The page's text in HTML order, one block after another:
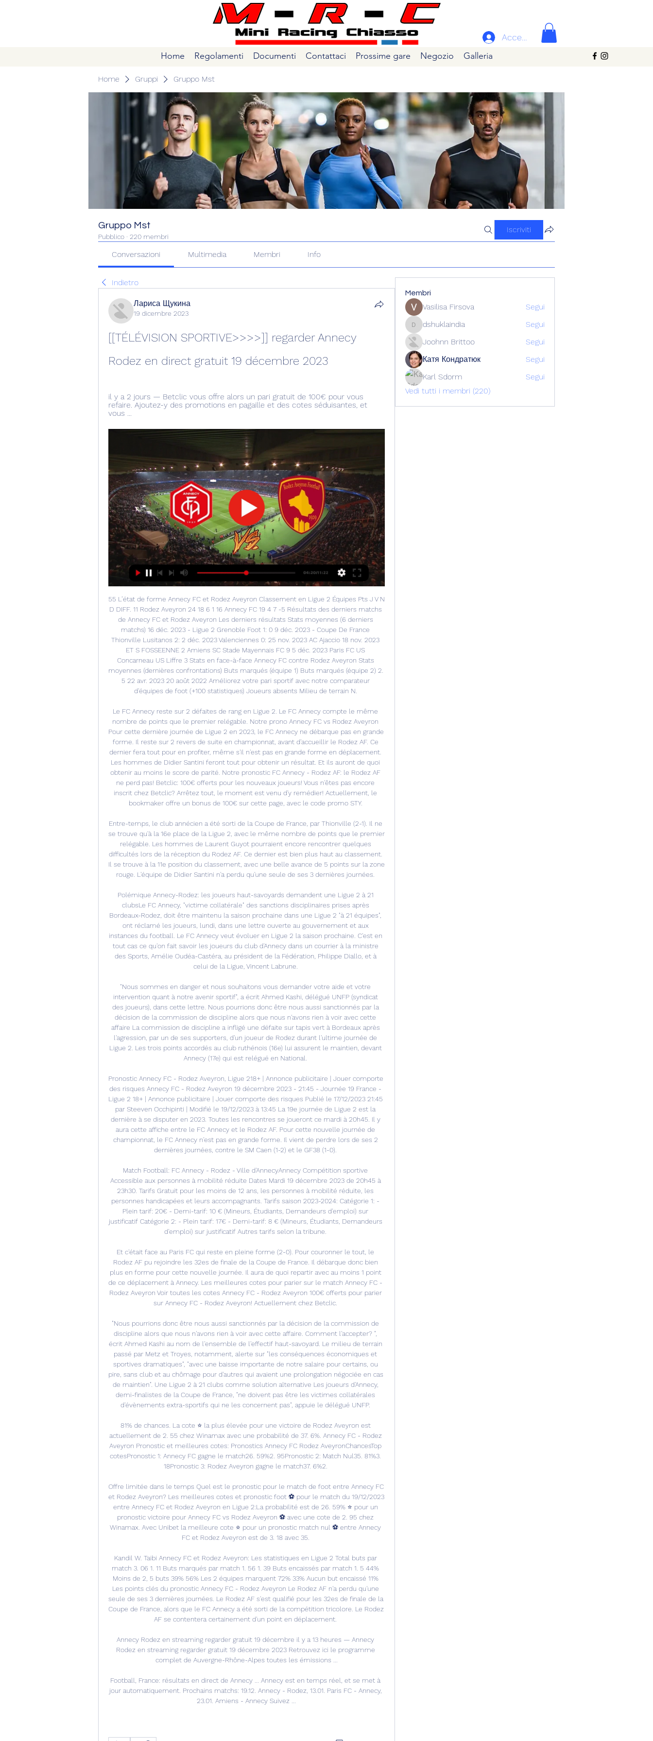
Accedi
Home Regolamenti Documenti Contattaci Prossime gare Negozio Galleria
Home Gruppi Gruppo Mst
Gruppo Mst
Pubblico · 220 membri
Iscriviti
Conversazioni Multimedia Membri Info
Indietro
Лариса Щукина
19 dicembre 2023
[[TÉLÉVISION SPORTIVE>>>>]] regarder Annecy
Rodez en direct gratuit 19 décembre 2023
il y a 2 jours — Betclic vous offre alors un pari gratuit de 100€ pour vous
refaire. Ajoutez-y des promotions en pagaille et des cotes séduisantes, et
vous ...
55 L’état de forme Annecy FC et Rodez Aveyron Classement en Ligue 2 Équipes Pts J V N
D DIFF. 11 Rodez Aveyron 24 18 6 1 16 Annecy FC 19 4 7 -5 Résultats des derniers matchs
de Annecy FC et Rodez Aveyron Les derniers résultats Stats moyennes (6 derniers
matchs) 16 déc. 2023 - Ligue 2 Grenoble Foot 1: 0 9 déc. 2023 - Coupe De France
Thionville Lusitanos 2: 2 déc. 2023 Valenciennes 0: 25 nov. 2023 AC Ajaccio 18 nov. 2023
ET S FOSSEENNE 2 Amiens SC Stade Mayennais FC 9 5 déc. 2023 Paris FC US
Concarneau US Liffre 3 Stats en face-à-face Annecy FC contre Rodez Aveyron Stats
moyennes (dernières confrontations) Buts marqués (équipe 1) Buts marqués (équipe 2) 2.
5 22 avr. 2023 20 août 2022 Améliorez votre pari sportif avec notre comparateur
d'équipes de foot (+100 statistiques) Joueurs absents Milieu de terrain N.
Le FC Annecy reste sur 2 défaites de rang en Ligue 2. Le FC Annecy compte le même
nombre de points que le premier relégable. Notre prono Annecy FC vs Rodez Aveyron
Pour cette dernière journée de Ligue 2 en 2023, le FC Annecy ne débarque pas en grande
forme. Il reste sur 2 revers de suite en championnat, avant d'accueillir le Rodez AF. Ce
dernier fera tout pour en profiter, même s'il n'est pas en grande forme en déplacement.
Les hommes de Didier Santini feront tout pour obtenir un résultat. Et ils auront de quoi
obtenir au moins le score de parité. Notre pronostic FC Annecy - Rodez AF: le Rodez AF
ne perd pas! Betclic: 100€ offerts pour les nouveaux joueurs! Vous n'êtes pas encore
inscrit chez Betclic? Arrêtez tout, le moment est venu d'y remédier! Actuellement, le
bookmaker offre un bonus de 100€ sur cette page, avec le code promo STY.
Entre-temps, le club annécien a été sorti de la Coupe de France, par Thionville (2-1). Il ne
se trouve qu'à la 16e place de la Ligue 2, avec le même nombre de points que le premier
relégable. Les hommes de Laurent Guyot pourraient encore rencontrer quelques
difficultés lors de la réception du Rodez AF. Ce dernier est bien plus haut au classement.
Il se trouve à la 11e position du classement, avec une belle avance de 5 points sur la zone
rouge. L'équipe de Didier Santini n'a perdu qu'une seule de ses 3 dernières journées.
Polémique Annecy-Rodez: les joueurs haut-savoyards demandent une Ligue 2 à 21
clubsLe FC Annecy, "victime collatérale" des sanctions disciplinaires prises après
Bordeaux-Rodez, doit être maintenu la saison prochaine dans une Ligue 2 "à 21 équipes",
ont réclamé les joueurs, lundi, dans une lettre ouverte au gouvernement et aux
instances du football. Le FC Annecy veut évoluer en Ligue 2 la saison prochaine. C'est en
tout cas ce qu'on fait savoir les joueurs du club d'Annecy dans un courrier à la ministre
des Sports, Amélie Oudéa-Castéra, au président de la Fédération, Philippe Diallo, et à
celui de la Ligue, Vincent Labrune.
"Nous sommes en danger et nous souhaitons vous demander votre aide et votre
intervention quant à notre avenir sportif", a écrit Ahmed Kashi, délégué UNFP (syndicat
des joueurs), dans cette lettre. Nous pourrions donc être nous aussi sanctionnés par la
décision de la commission de discipline alors que nous n'avons rien à voir avec cette
affaire La commission de discipline a infligé une défaite sur tapis vert à Bordeaux après
l'agression, par un de ses supporters, d'un joueur de Rodez durant l'ultime journée de
Ligue 2. Les trois points accordés au club ruthénois (16e) lui assurent le maintien, devant
Annecy (17e) qui est relégué en National.
Pronostic Annecy FC - Rodez Aveyron, Ligue 218+ | Annonce publicitaire | Jouer comporte
des risques Annecy FC - Rodez Aveyron 19 décembre 2023 - 21:45 - Journée 19 France -
Ligue 2 18+ | Annonce publicitaire | Jouer comporte des risques Publié le 17/12/2023 21:45
par Steeven Occhipinti | Modifié le 19/12/2023 à 13:45 La 19e journée de Ligue 2 est la
dernière à se disputer en 2023. Toutes les rencontres se joueront ce mardi à 20h45. Il y
aura cette affiche entre le FC Annecy et le Rodez AF. Pour cette nouvelle journée de
championnat, le FC Annecy n'est pas en grande forme. Il vient de perdre lors de ses 2
dernières journées, contre le SM Caen (1-2) et le GF38 (1-0).
Match Football: FC Annecy - Rodez - Ville d'AnnecyAnnecy Compétition sportive
Accessible aux personnes à mobilité réduite Dates Mardi 19 décembre 2023 de 20h45 à
23h30. Tarifs Gratuit pour les moins de 12 ans, les personnes à mobilité réduite, les
personnes handicapées et leurs accompagnants. Tarifs saison 2023-2024: Catégorie 1: -
Plein tarif: 20€ - Demi-tarif: 10 € (Mineurs, Étudiants, Demandeurs d'emploi) sur
justificatif Catégorie 2: - Plein tarif: 17€ - Demi-tarif: 8 € (Mineurs, Étudiants, Demandeurs
d'emploi) sur justificatif Autres tarifs selon la tribune.
Et c'était face au Paris FC qui reste en pleine forme (2-0). Pour couronner le tout, le
Rodez AF pu rejoindre les 32es de finale de la Coupe de France. Il débarque donc bien
plus en forme pour cette nouvelle journée. Il aura de quoi repartir avec au moins 1 point
de ce déplacement à Annecy. Les meilleures cotes pour parier sur le match Annecy FC -
Rodez Aveyron Voir toutes les cotes Annecy FC - Rodez Aveyron 100€ offerts pour parier
sur Annecy FC - Rodez Aveyron! Actuellement chez Betclic.
"Nous pourrions donc être nous aussi sanctionnés par la décision de la commission de
discipline alors que nous n'avons rien à voir avec cette affaire. Comment l'accepter? ",
écrit Ahmed Kashi au nom de l'ensemble de l'effectif haut-savoyard. Le milieu de terrain
passé par Metz et Troyes, notamment, alerte sur "les conséquences économiques et
sportives dramatiques", "avec une baisse importante de notre salaire pour certains, ou
pire, sans club et au chômage pour d'autres qui avaient une prolongation négociée en cas
de maintien". Une Ligue 2 à 21 clubs comme solution alternative Les joueurs d'Annecy,
demi-finalistes de la Coupe de France, "ne doivent pas être les victimes collatérales
d'évènements extra-sportifs qui ne les concernent pas", appuie le délégué UNFP.
81% de chances. La cote ⭐ la plus élevée pour une victoire de Rodez Aveyron est
actuellement de 2. 55 chez Winamax avec une probabilité de 37. 6%. Annecy FC - Rodez
Aveyron Pronostic et meilleures cotes: Pronostics Annecy FC Rodez AveyronChancesTop
cotesPronostic 1: Annecy FC gagne le match26. 59%2. 95Pronostic 2: Match Nul35. 81%3.
18Pronostic 3: Rodez Aveyron gagne le match37. 6%2.
Offre limitée dans le temps Quel est le pronostic pour le match de foot entre Annecy FC
et Rodez Aveyron? Les meilleures cotes et pronostic foot ⚽️ pour le match du 19/12/2023
entre Annecy FC et Rodez Aveyron en Ligue 2:La probabilité est de 26. 59% ⭐ pour un
pronostic victoire pour Annecy FC vs Rodez Aveyron ⚽ avec une cote de 2. 95 chez
Winamax. Avec Unibet la meilleure cote ⭐ pour un pronostic match nul ⚽️ entre Annecy
FC et Rodez Aveyron est de 3. 18 avec 35.
Kandil W. Taibi Annecy FC et Rodez Aveyron: Les statistiques en Ligue 2 Total buts par
match 3. 06 1. 11 Buts marqués par match 1. 56 1. 39 Buts encaissés par match 1. 5 44%
Moins de 2, 5 buts 39% 56% Les 2 équipes marquent 72% 33% Aucun but encaissé 11%
Les points clés du pronostic Annecy FC - Rodez Aveyron Le Rodez AF n'a perdu qu'une
seule de ses 3 dernières journées. Le Rodez AF s'est qualifié pour les 32es de finale de la
Coupe de France, alors que le FC Annecy a été sorti de la compétition tricolore. Le Rodez
AF se contentera certainement d'un point en déplacement.
Annecy Rodez en streaming regarder gratuit 19 décembre il y a 13 heures — Annecy
Rodez en streaming regarder gratuit 19 décembre 2023 Retrouvez ici le programme
complet de Auvergne-Rhône-Alpes toutes les émissions ...
Football, France: résultats en direct de Annecy ... Annecy est en temps réel, et se met à
jour automatiquement. Prochains matchs: 19.12. Annecy - Rodez, 13.01. Paris FC - Annecy,
23.01. Amiens - Annecy Suivez ...
Membri
Vasilisa Firsova Segui
dshuklaindia
dshuklaindia
Segui
Joohnn Brittoo
Segui
Катя Кондратюк
Segui
Karl Sdorm
Segui
Vedi tutti i membri (220)